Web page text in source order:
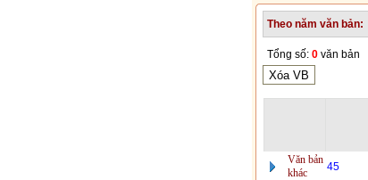
Theo năm văn bản:
Tổng số: 0 văn bản
Văn bản
khác
45